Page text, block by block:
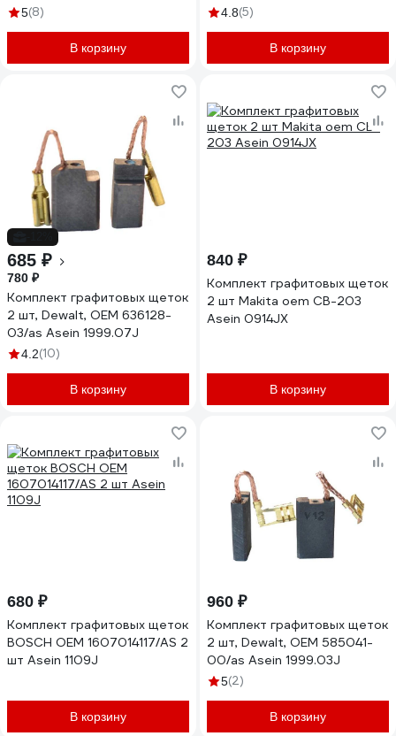
5(8)
В корзину
03/933371-00/940160-
4.8(5)
В корзину
685 ₽
780 ₽
Комплект графитовых щеток
2 шт, Dewalt, OEM 636128-
03/as Asein 1999.07J
4.2(10)
В корзину
840 ₽
Комплект графитовых щеток
2 шт Makita oem CB-203
Asein 0914JX
В корзину
680 ₽
Комплект графитовых щеток
BOSCH OEM 1607014117/AS 2
шт Asein 1109J
В корзину
960 ₽
Комплект графитовых щеток
2 шт, Dewalt, OEM 585041-
00/as Asein 1999.03J
5(2)
В корзину